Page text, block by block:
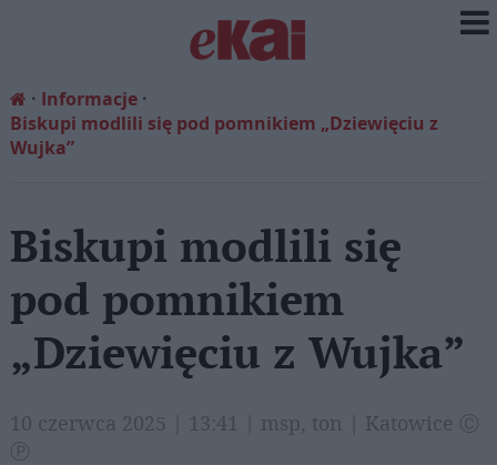
Informacje
Biskupi modlili się pod pomnikiem „Dziewięciu z
Wujka”
Biskupi modlili się
pod pomnikiem
„Dziewięciu z Wujka”
10 czerwca 2025 | 13:41 | msp, ton | Katowice Ⓒ
Ⓟ